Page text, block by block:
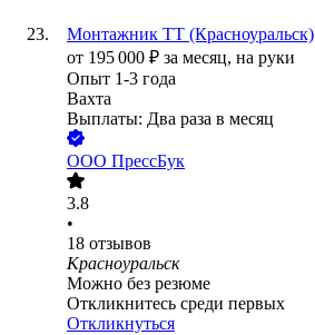
Монтажник ТТ (Красноуральск)
от 195 000 ₽ за месяц, на руки
Опыт 1-3 года
Вахта
Выплаты: Два раза в месяц
ООО ПрессБук
3.8
•
18 отзывов
Красноуральск
Можно без резюме
Откликнитесь среди первых
Откликнуться